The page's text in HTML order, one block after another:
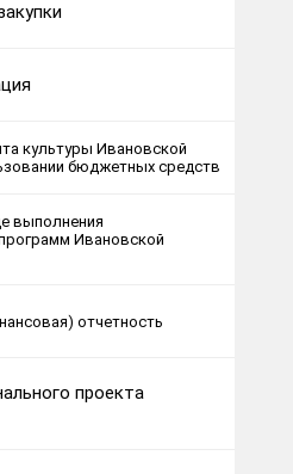
культуры Ивановской
бюджетных средств
выполнения
Ивановской
отчетность
проекта